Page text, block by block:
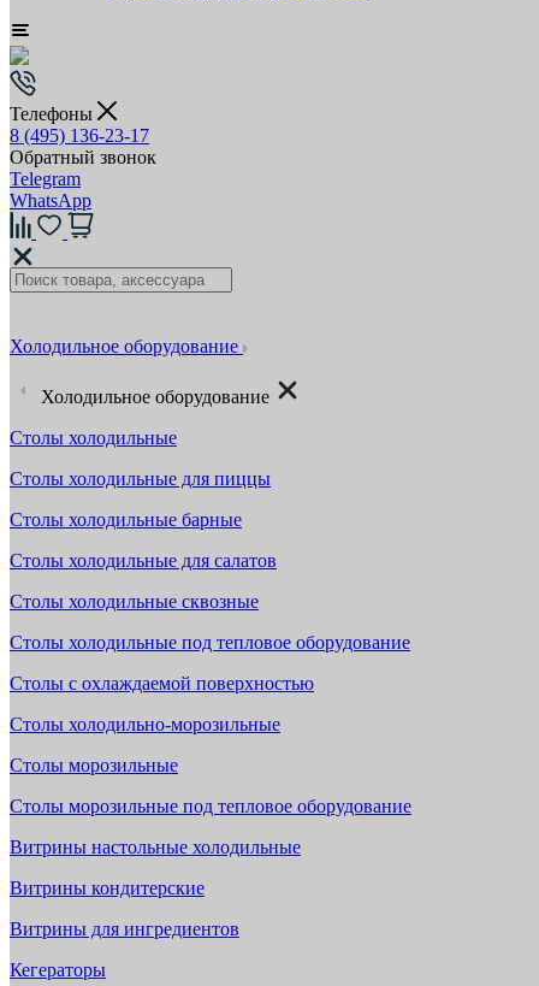
Телефоны
8 (495) 136-23-17
Обратный звонок
Telegram
WhatsApp
Холодильное оборудование
Холодильное оборудование
Столы холодильные
Столы холодильные для пиццы
Столы холодильные барные
Столы холодильные для салатов
Столы холодильные сквозные
Столы холодильные под тепловое оборудование
Столы с охлаждаемой поверхностью
Столы холодильно-морозильные
Столы морозильные
Столы морозильные под тепловое оборудование
Витрины настольные холодильные
Витрины кондитерские
Витрины для ингредиентов
Кегераторы